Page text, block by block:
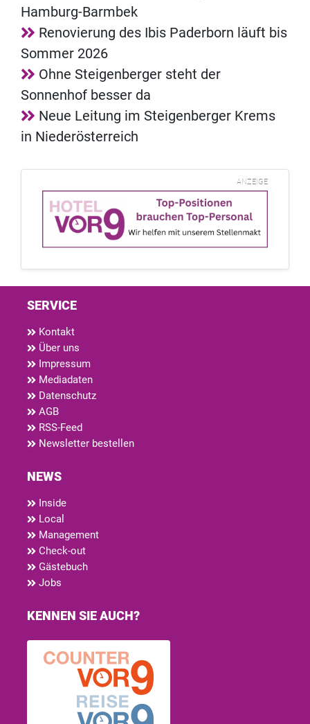
Hamburg-Barmbek
Renovierung des Ibis Paderborn läuft bis
Sommer 2026
Ohne Steigenberger steht der
Sonnenhof besser da
Neue Leitung im Steigenberger Krems
in Niederösterreich
ANZEIGE
SERVICE
Kontakt
Über uns
Impressum
Mediadaten
Datenschutz
AGB
RSS-Feed
Newsletter bestellen
NEWS
Inside
Local
Management
Check-out
Gästebuch
Jobs
KENNEN SIE AUCH?